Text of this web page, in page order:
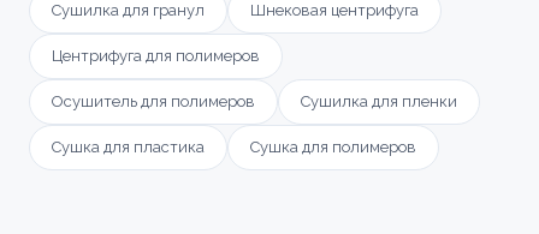
Сушилка для гранул Шнековая центрифуга
Центрифуга для полимеров
Осушитель для полимеров Сушилка для пленки
Сушка для пластика Сушка для полимеров